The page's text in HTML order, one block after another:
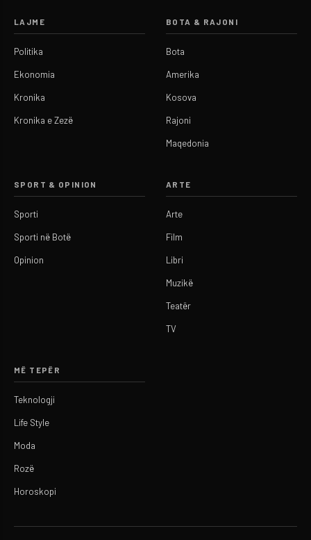
LAJME
Politika
Ekonomia
Kronika
Kronika e Zezë
BOTA & RAJONI
Bota
Amerika
Kosova
Rajoni
Maqedonia
SPORT & OPINION
Sporti
Sporti në Botë
Opinion
ARTE
Arte
Film
Libri
Muzikë
Teatër
TV
MË TEPËR
Teknologji
Life Style
Moda
Rozë
Horoskopi